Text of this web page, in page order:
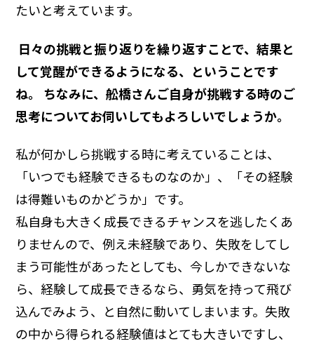
たいと考えています。
―― 日々の挑戦と振り返りを繰り返すことで、結果と
して覚醒ができるようになる、ということです
ね。 ちなみに、舩橋さんご自身が挑戦する時のご
思考についてお伺いしてもよろしいでしょうか。
私が何かしら挑戦する時に考えていることは、
「いつでも経験できるものなのか」、「その経験
は得難いものかどうか」です。
私自身も大きく成長できるチャンスを逃したくあ
りませんので、例え未経験であり、失敗をしてし
まう可能性があったとしても、今しかできないな
ら、経験して成長できるなら、勇気を持って飛び
込んでみよう、と自然に動いてしまいます。失敗
の中から得られる経験値はとても大きいですし、